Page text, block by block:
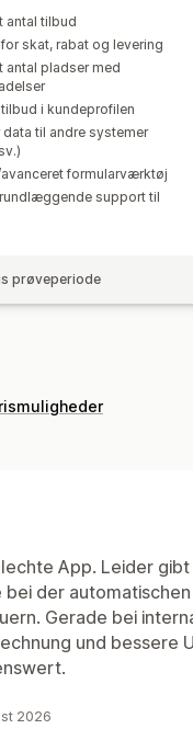
antal tilbud
skat, rabat og levering
pladser med
i kundeprofilen
til andre systemer
formularværktøj
support til
prøveperiode
App. Leider
der
Gerade bei
und bessere
2026